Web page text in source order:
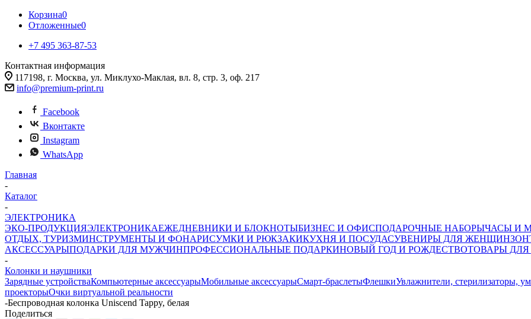
Корзина0
Отложенные0
+7 495 363-87-53
Контактная информация
117198, г. Москва, ул. Миклухо-Маклая, вл. 8, стр. 3, оф. 217
info@premium-print.ru
Facebook
Вконтакте
Instagram
WhatsApp
Главная
-
Каталог
-
ЭЛЕКТРОНИКА
ЭКО-ПРОДУКЦИЯЭЛЕКТРОНИКАЕЖЕДНЕВНИКИ И БЛОКНОТЫБИЗНЕС И ОФИСПОДАРОЧНЫЕ НАБОРЫЧАСЫ И
ОТДЫХ, ТУРИЗМИНСТРУМЕНТЫ И ФОНАРИСУМКИ И РЮКЗАКИКУХНЯ И ПОСУДАСУВЕНИРЫ ДЛЯ ЖЕНЩИН
АКСЕССУАРЫПОДАРКИ ДЛЯ МУЖЧИНПРОФЕССИОНАЛЬНЫЕ ПОДАРКИНОВЫЙ ГОД И РОЖДЕСТВОТОВАРЫ ДЛЯ
-
Колонки и наушники
Зарядные устройстваКомпьютерные аксессуарыМобильные аксессуарыСмарт-браслетыФлешкиУвлажнители, стерилизаторы,
проекторыОчки виртуальной реальности
-Беспроводная колонка Uniscend Tappy, белая
Поделиться